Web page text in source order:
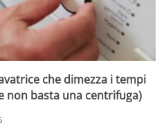
che dimezza i tempi
non basta una centrifuga)